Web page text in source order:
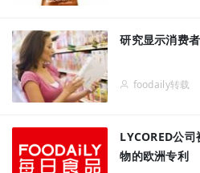
研究显示消费
foodaily转载
LYCORED公
物的欧洲专利